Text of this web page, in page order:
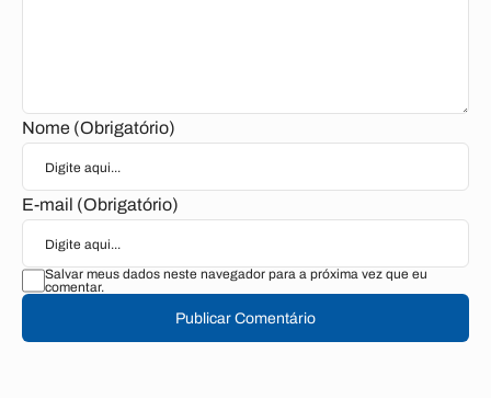
Nome (Obrigatório)
E-mail (Obrigatório)
Salvar meus dados neste navegador para a próxima vez que eu
comentar.
Publicar Comentário